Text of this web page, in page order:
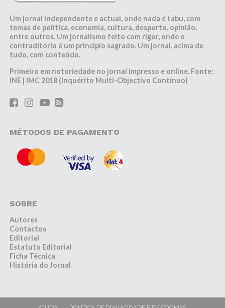
Um jornal independente e actual, onde nada é tabu, com
temas de política, economia, cultura, desporto, opinião,
entre outros. Um jornalismo feito com rigor, onde o
contraditório é um princípio sagrado. Um jornal, acima de
tudo, com conteúdo.
Primeiro em notoriedade no jornal impresso e online. Fonte:
INE | IMC 2018 (Inquérito Multi-Objectivo Contínuo)
MÉTODOS DE PAGAMENTO
SOBRE
Autores
Contactos
Editorial
Estatuto Editorial
Ficha Técnica
História do Jornal